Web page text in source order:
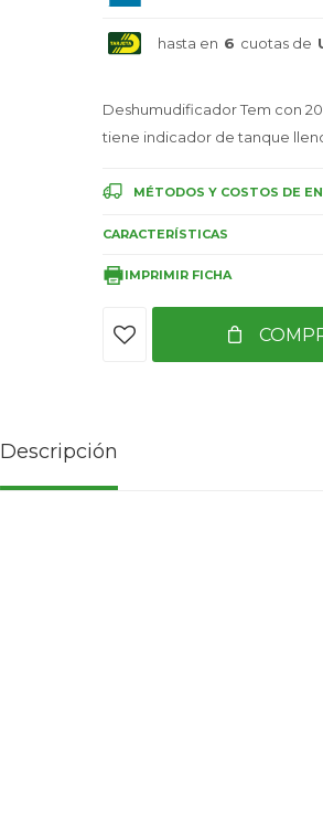
hasta en 6 cuotas de
Deshumudificador Tem con
tiene indicador de tanque
MÉTODOS Y COSTOS DE
CARACTERÍSTICAS
IMPRIMIR FICHA
Descripción